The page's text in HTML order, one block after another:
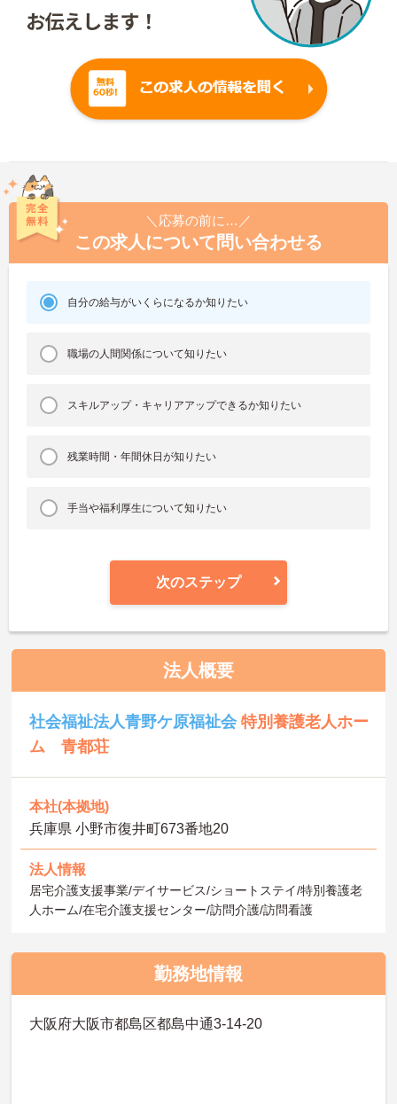
＼応募の前に…／
この求人について問い合わせる
自分の給与がいくらになるか知りたい
職場の人間関係について知りたい
スキルアップ・キャリアアップできるか知りたい
残業時間・年間休日が知りたい
手当や福利厚生について知りたい
次のステップ
法人概要
社会福祉法人青野ケ原福祉会特別養護老人ホー
ム 青都荘
本社(本拠地)
兵庫県 小野市復井町673番地20
法人情報
居宅介護支援事業/デイサービス/ショートステイ/特別養護老
人ホーム/在宅介護支援センター/訪問介護/訪問看護
勤務地情報
大阪府大阪市都島区都島中通3-14-20